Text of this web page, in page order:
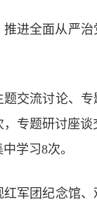
进全面从严
交流讨论、专
专题研讨座
学习8次。
军团纪念馆